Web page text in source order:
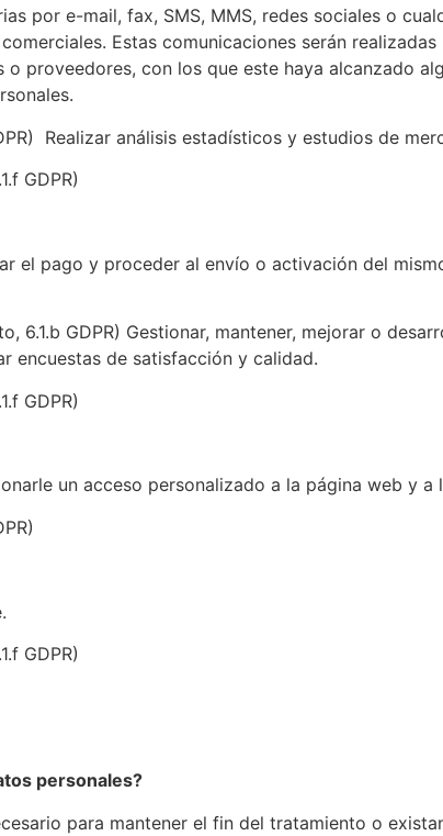
por e-mail, fax, SMS, MMS, redes sociales o
Estas comunicaciones serán
proveedores, con los que este haya alcanzado
Realizar análisis estadísticos y estudios de
GDPR)
el pago y proceder al envío o activación del
6.1.b GDPR) Gestionar, mantener, mejorar o
encuestas de satisfacción y calidad.
GDPR)
un acceso personalizado a la página web y
GDPR)
personales?
para mantener el fin del tratamiento o